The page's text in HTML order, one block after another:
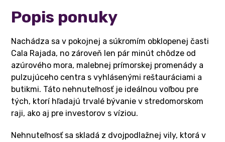
Popis ponuky
Nachádza sa v pokojnej a súkromím obklopenej časti
Cala Rajada, no zároveň len pár minút chôdze od
azúrového mora, malebnej prímorskej promenády a
pulzujúceho centra s vyhlásenými reštauráciami a
butikmi. Táto nehnuteľnosť je ideálnou voľbou pre
tých, ktorí hľadajú trvalé bývanie v stredomorskom
raji, ako aj pre investorov s víziou.
Nehnuteľnosť sa skladá z dvojpodlažnej vily, ktorá v